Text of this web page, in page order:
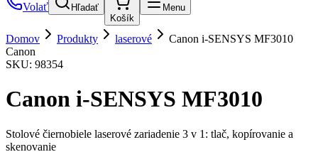
Volať
Hľadať
Košík
Menu
Domov Produkty laserové
Canon i-SENSYS MF3010
Canon
SKU: 98354
Canon i-SENSYS MF3010
Stolové čiernobiele laserové zariadenie 3 v 1: tlač, kopírovanie a
skenovanie